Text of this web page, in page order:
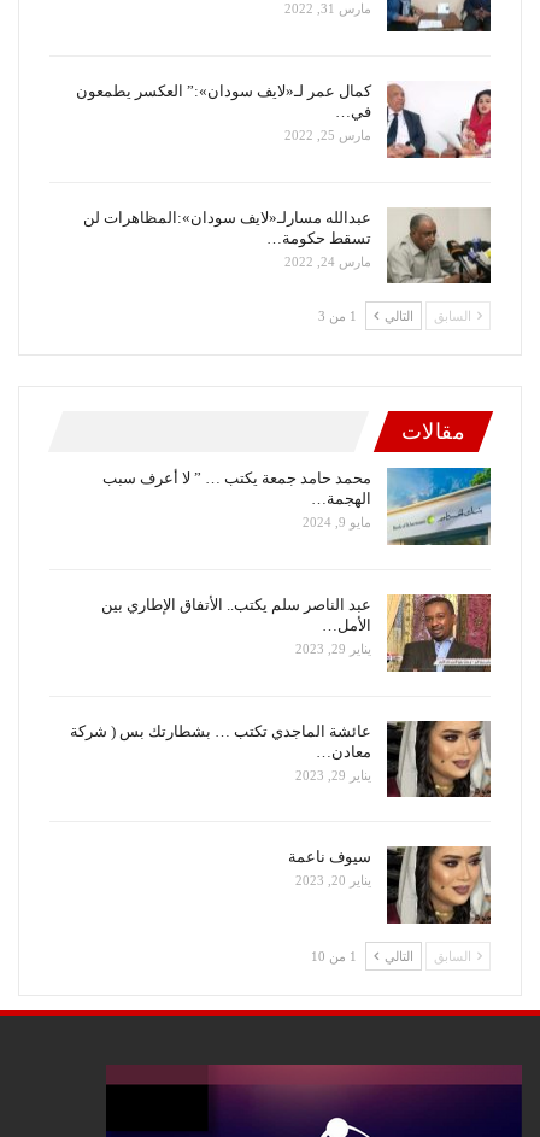
مارس 31, 2022
كمال عمر لـ«لايف سودان»:” العكسر يطمعون
في…
مارس 25, 2022
عبدالله مسارلـ«لايف سودان»:المظاهرات لن
تسقط حكومة…
مارس 24, 2022
السابق التالي 1 من 3
مقالات
محمد حامد جمعة يكتب … ” لا أعرف سبب
الهجمة…
مايو 9, 2024
عبد الناصر سلم يكتب.. الأتفاق الإطاري بين
الأمل…
يناير 29, 2023
عائشة الماجدي تكتب … بشطارتك بس ( شركة
معادن…
يناير 29, 2023
سيوف ناعمة
يناير 20, 2023
السابق التالي 1 من 10